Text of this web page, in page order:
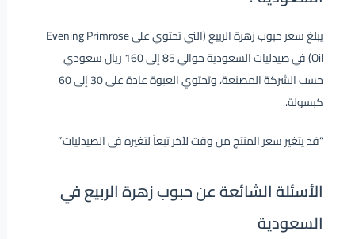
يبلغ سعر حبوب زهرة الربيع (التي تحتوي على Evening Primrose
Oil) في صيدليات السعودية حوالي 85 إلى 160 ريال سعودي
حسب الشركة المصنعة، وتحتوي العبوة عادة على 30 إلى 60
كبسولة.
“قد يتغير سعر المنتج من وقت لآخر تبعاً لتغيره فى الصيدليات.”
الأسئلة الشائعة عن حبوب زهرة الربيع في
السعودية